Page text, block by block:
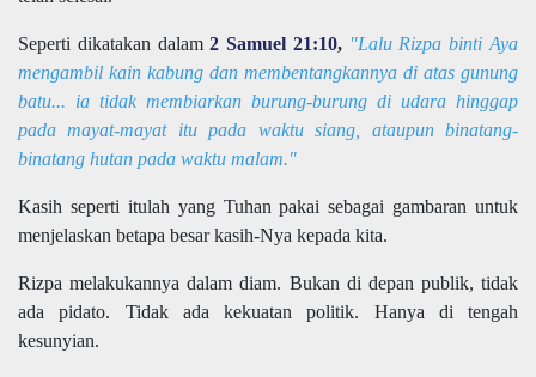
Seperti dikatakan dalam2 Samuel 21:10, "Lalu Rizpa binti Aya
mengambil kain kabung dan membentangkannya di atas gunung
batu... ia tidak membiarkan burung-burung di udara hinggap
pada mayat-mayat itu pada waktu siang, ataupun binatang-
binatang hutan pada waktu malam."
Kasih seperti itulah yang Tuhan pakai sebagai gambaran untuk
menjelaskan betapa besar kasih-Nya kepada kita.
Rizpa melakukannya dalam diam. Bukan di depan publik, tidak
ada pidato. Tidak ada kekuatan politik. Hanya di tengah
kesunyian.